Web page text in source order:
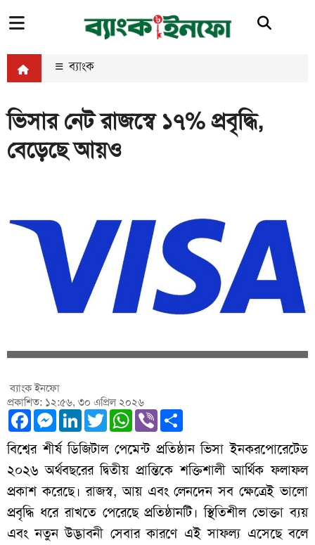
ব্যাংক
ভিসার নেট রাজস্বে ১৭% প্রবৃদ্ধি,
বেড়েছে আয়ও
ব্যাংক ইনফো
প্রকাশিত: ১২:৫৬, ৩০ এপ্রিল ২০২৬
Facebook
Messenger
LinkedIn
TwitterWhatsApp
Viber
বিশ্বের শীর্ষ ডিজিটাল পেমেন্ট প্রতিষ্ঠান ভিসা ইনকরপোরেটেড
২০২৬ অর্থবছরের দ্বিতীয় প্রান্তিকে শক্তিশালী আর্থিক ফলাফল
প্রকাশ করেছে। রাজস্ব, আয় এবং লেনদেন সব ক্ষেত্রেই ভালো
প্রবৃদ্ধি ধরে রাখতে পেরেছে প্রতিষ্ঠানটি। স্থিতিশীল ভোক্তা ব্যয়
এবং নতুন উদ্ভাবনী সেবার কারণে এই সাফল্য এসেছে বলে